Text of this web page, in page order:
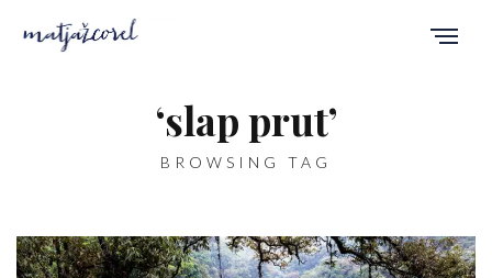
‘slap prut’
BROWSING TAG